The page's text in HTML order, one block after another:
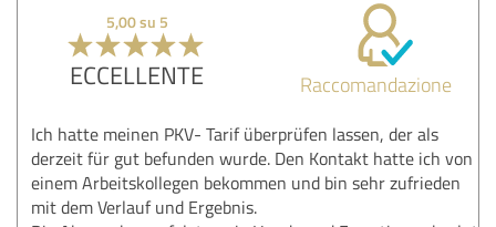
5,00 su 5
ECCELLENTE Raccomandazione
Ich hatte meinen PKV- Tarif überprüfen lassen, der als
derzeit für gut befunden wurde. Den Kontakt hatte ich von
einem Arbeitskollegen bekommen und bin sehr zufrieden
mit dem Verlauf und Ergebnis.